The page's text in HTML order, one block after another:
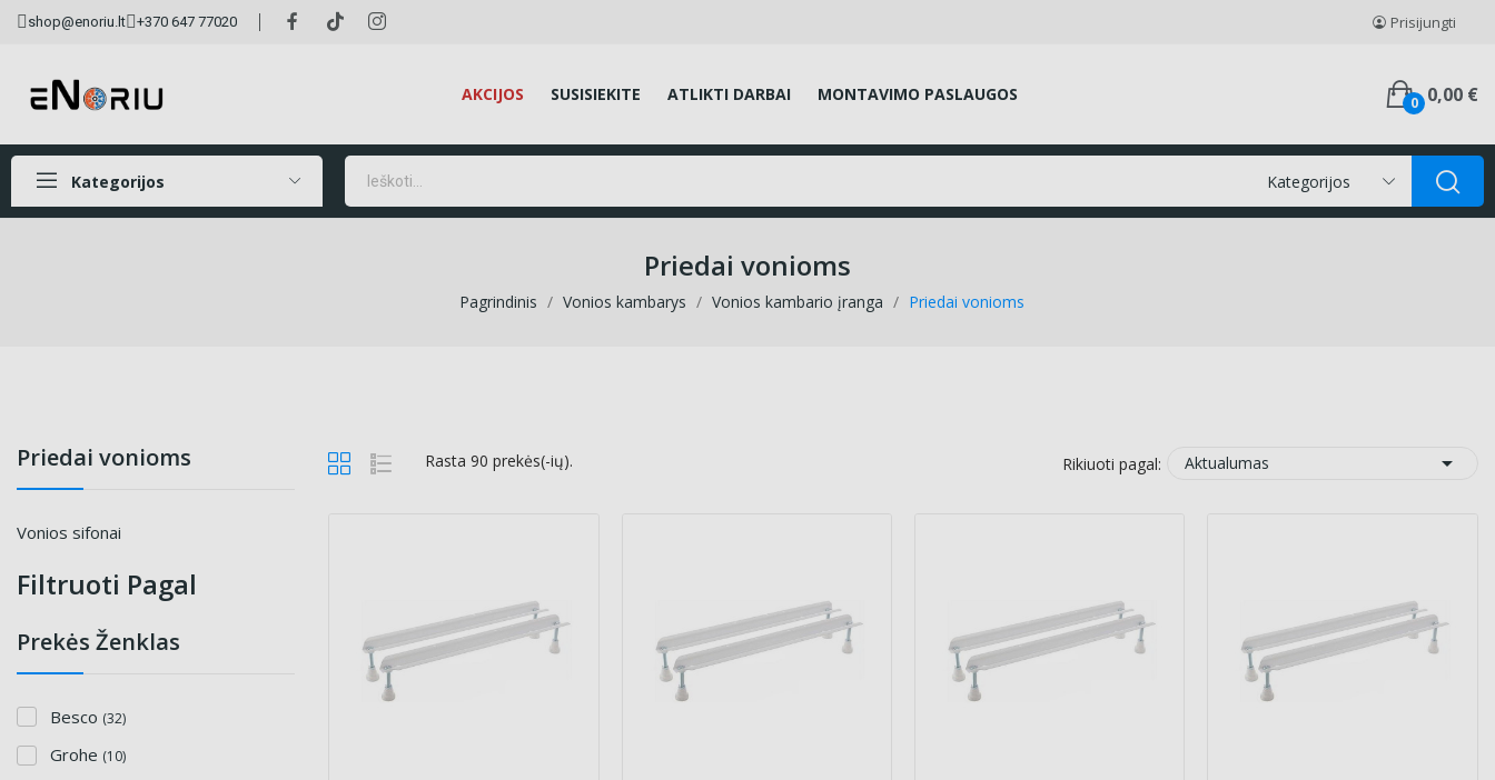
shop@enoriu.lt +370 647 77020 Prisijungti
AKCIJOS SUSISIEKITE ATLIKTI DARBAI MONTAVIMO PASLAUGOS 0,00 €
0
Kategorijos Kategorijos
Priedai vonioms
Pagrindinis Vonios kambarys Vonios kambario įranga Priedai vonioms
Priedai vonioms
Vonios sifonai
Filtruoti Pagal
Prekės Ženklas
Besco (32)
Grohe (10)
Rasta 90 prekės(-ių). Rikiuoti pagal: Aktualumas 